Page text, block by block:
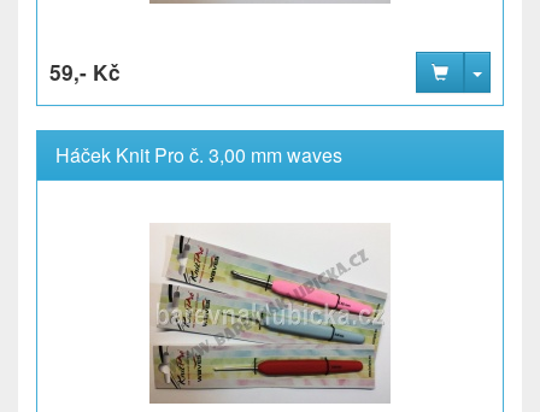
59,- Kč
Háček Knit Pro č. 3,00 mm waves